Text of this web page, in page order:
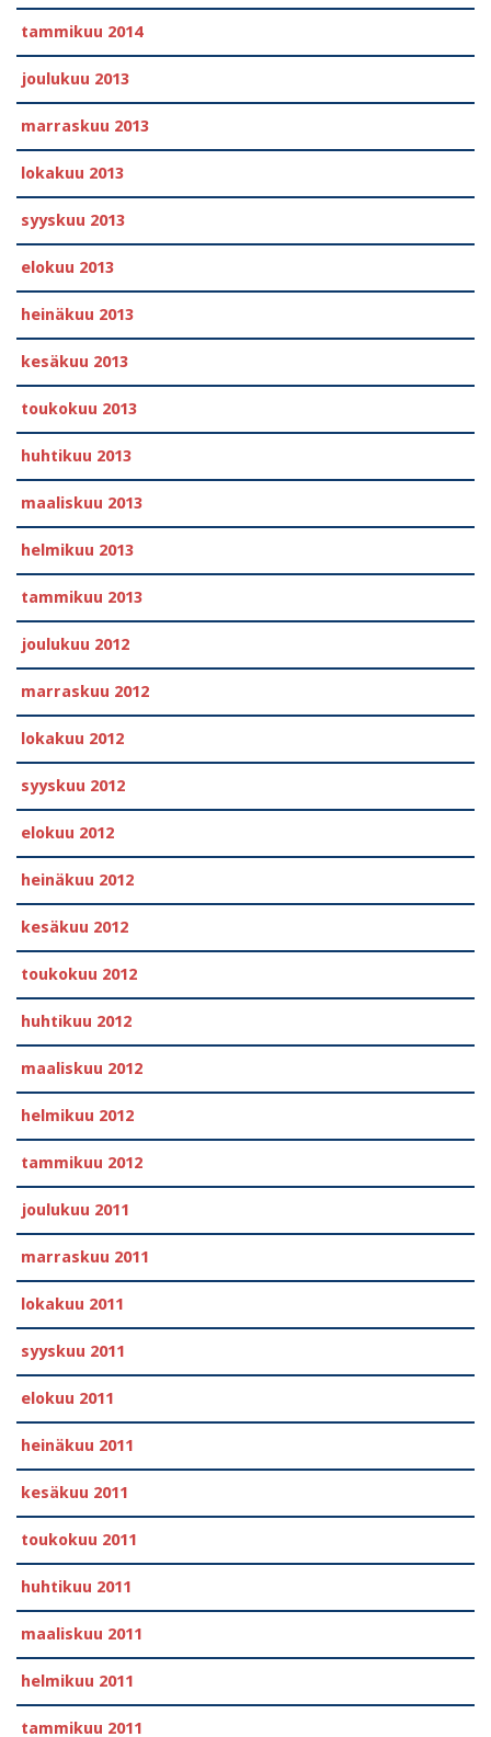
tammikuu 2014
joulukuu 2013
marraskuu 2013
lokakuu 2013
syyskuu 2013
elokuu 2013
heinäkuu 2013
kesäkuu 2013
toukokuu 2013
huhtikuu 2013
maaliskuu 2013
helmikuu 2013
tammikuu 2013
joulukuu 2012
marraskuu 2012
lokakuu 2012
syyskuu 2012
elokuu 2012
heinäkuu 2012
kesäkuu 2012
toukokuu 2012
huhtikuu 2012
maaliskuu 2012
helmikuu 2012
tammikuu 2012
joulukuu 2011
marraskuu 2011
lokakuu 2011
syyskuu 2011
elokuu 2011
heinäkuu 2011
kesäkuu 2011
toukokuu 2011
huhtikuu 2011
maaliskuu 2011
helmikuu 2011
tammikuu 2011